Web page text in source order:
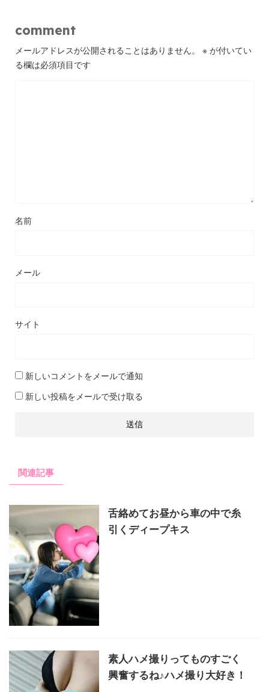
comment
メールアドレスが公開されることはありません。 ※ が付いてい
る欄は必須項目です
名前
メール
サイト
新しいコメントをメールで通知
新しい投稿をメールで受け取る
関連記事
舌絡めてお昼から車の中で糸
引くディープキス
素人ハメ撮りってものすごく
興奮するね♪ハメ撮り大好き！